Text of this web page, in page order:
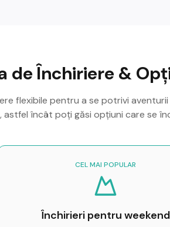
de Închiriere &
flexibile pentru a se potrivi
astfel încât poți găsi opțiuni care se
CEL MAI POPULAR
Închirieri pentru weekend